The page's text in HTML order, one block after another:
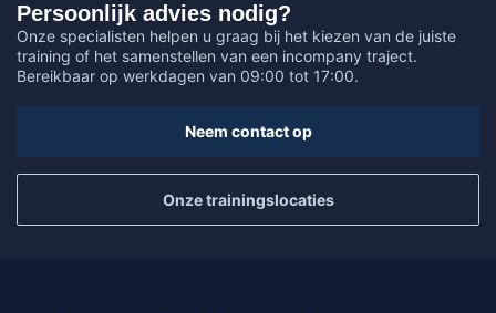
Persoonlijk advies nodig?
Onze specialisten helpen u graag bij het kiezen van de juiste
training of het samenstellen van een incompany traject.
Bereikbaar op werkdagen van 09:00 tot 17:00.
Neem contact op
Onze trainingslocaties